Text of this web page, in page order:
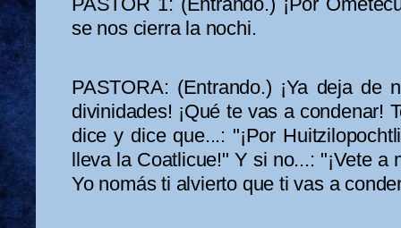
se nos cierra la nochi.
PASTORA: (Entrando.) ¡Ya deja de
divinidades! ¡Qué te vas a condenar!
dice y dice que...: "¡Por
lleva la Coatlicue!" Y si no...: "¡Vete a
Yo nomás ti alvierto que ti vas a